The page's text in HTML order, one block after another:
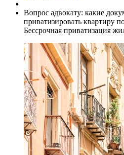
Вопрос адвокату: какие
приватизировать квартиру
Бессрочная приватизация